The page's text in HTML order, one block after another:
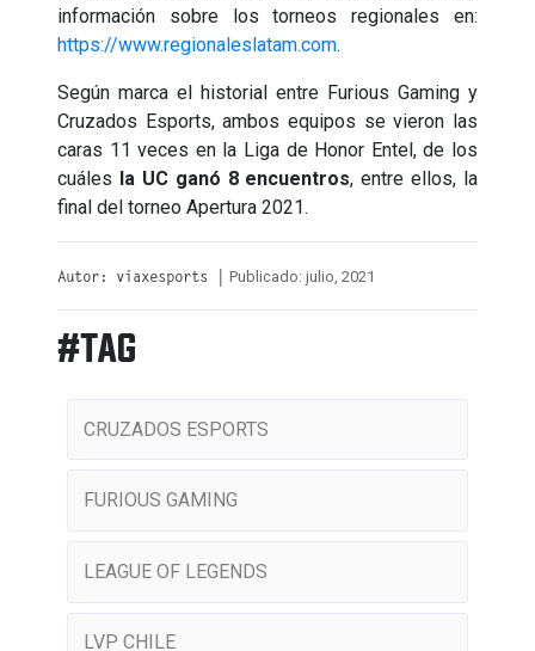
información sobre los torneos regionales en:
https://www.regionaleslatam.com.
Según marca el historial entre Furious Gaming y
Cruzados Esports, ambos equipos se vieron las
caras 11 veces en la Liga de Honor Entel, de los
cuáles la UC ganó 8 encuentros, entre ellos, la
final del torneo Apertura 2021.
Autor: viaxesports | Publicado: julio, 2021
#TAG
CRUZADOS ESPORTS
FURIOUS GAMING
LEAGUE OF LEGENDS
LVP CHILE